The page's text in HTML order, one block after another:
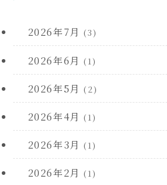
2026年7月 (3)
2026年6月 (1)
2026年5月 (2)
2026年4月 (1)
2026年3月 (1)
2026年2月 (1)